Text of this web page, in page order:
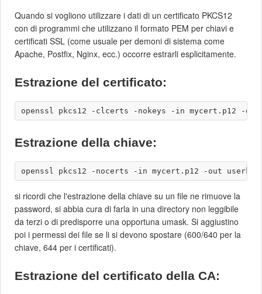
Quando si vogliono utilizzare i dati di un certificato PKCS12
con di programmi che utilizzano il formato PEM per chiavi e
certificati SSL (come usuale per demoni di sistema come
Apache, Postfix, Nginx, ecc.) occorre estrarli esplicitamente.
Estrazione del certificato:
Estrazione della chiave:
si ricordi che l'estrazione della chiave su un file ne rimuove la
password, si abbia cura di farla in una directory non leggibile
da terzi o di predisporre una opportuna umask. Si aggiustino
poi i permessi dei file se li si devono spostare (600/640 per la
chiave, 644 per i certificati).
Estrazione del certificato della CA: